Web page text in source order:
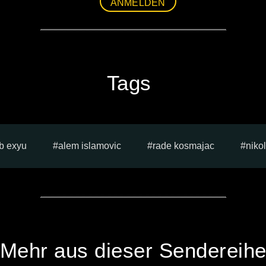
ANMELDEN
Tags
exyu alem islamovic rade kosmajac
Mehr aus dieser Sendereihe